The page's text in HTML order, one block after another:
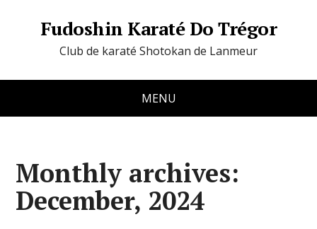
Fudoshin Karaté Do Trégor
Club de karaté Shotokan de Lanmeur
MENU
Monthly archives:
December, 2024